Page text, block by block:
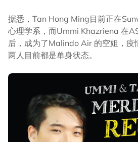
据悉，Tan Hong Ming目前正在
心理学系，而Ummi Khazriena 在
后，成为了Malindo Air 的空姐，疫
两人目前都是单身状态。